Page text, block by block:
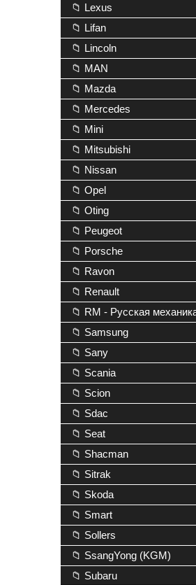
📁 Lexus
📁 Lifan
📁 Lincoln
📁 MAN
📁 Mazda
📁 Mercedes
📁 Mini
📁 Mitsubishi
📁 Nissan
📁 Opel
📁 Oting
📁 Peugeot
📁 Porsche
📁 Ravon
📁 Renault
📁 RM - Русская
📁 Samsung
📁 Sany
📁 Scania
📁 Scion
📁 Sdac
📁 Seat
📁 Shacman
📁 Sitrak
📁 Skoda
📁 Smart
📁 Sollers
📁 SsangYong (KGM)
📁 Subaru